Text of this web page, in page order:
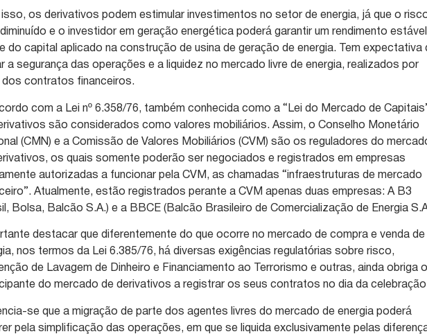
isso, os derivativos podem estimular investimentos no setor de energia, já que o
e o investidor em geração energética poderá garantir um rendimento estável
do capital aplicado na construção de usina de geração de energia. Tem expectativa
a segurança das operações e a liquidez no mercado livre de energia, realizados por
dos contratos financeiros.
com a Lei nº 6.358/76, também conhecida como a “Lei do Mercado de
são considerados como valores mobiliários. Assim, o Conselho Monetário
(CMN) e a Comissão de Valores Mobiliários (CVM) são os reguladores do
os quais somente poderão ser negociados e registrados em empresas
autorizadas a funcionar pela CVM, as chamadas “infraestruturas de mercado
Atualmente, estão registrados perante a CVM apenas duas empresas: A B3
Bolsa, Balcão S.A.) e a BBCE (Balcão Brasileiro de Comercialização de Energia
destacar que diferentemente do que ocorre no mercado de compra e venda de
nos termos da Lei 6.385/76, há diversas exigências regulatórias sobre risco,
de Lavagem de Dinheiro e Financiamento ao Terrorismo e outras, ainda obriga
do mercado de derivativos a registrar os seus contratos no dia da
se que a migração de parte dos agentes livres do mercado de energia poderá
pela simplificação das operações, em que se liquida exclusivamente pelas